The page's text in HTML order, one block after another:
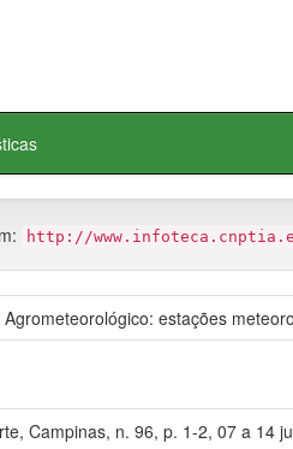
http://
estações
Campinas, n. 96, p. 1-2, 07 a 14